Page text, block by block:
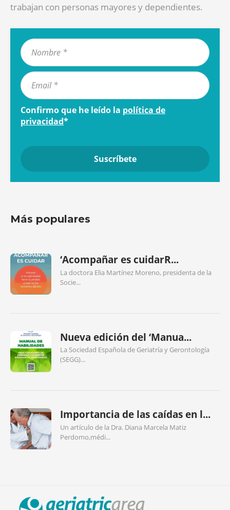
trabajan con personas mayores y dependientes.
Confirmo que he leído la política de
privacidad*
Más populares
‘Acompañar es cuidarR...
La doctora Elia Martínez Moreno, presidenta de la
Socie...
Nueva edición del ‘Manua...
La Sociedad Española de Geriatría y Gerontología
(SEGG)...
Importancia de las caídas en l...
Un artículo de la Dra. Diana Marcela Matiz
Perdomo,médi...